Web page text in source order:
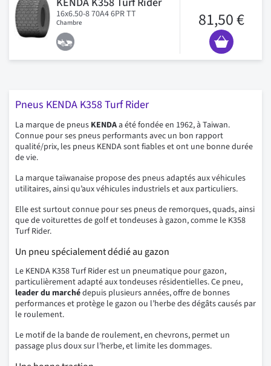
16x6.50-8 70A4 6PR TT
Chambre 81,50 €
Pneus KENDA K358 Turf Rider
La marque de pneus KENDAa été fondée en 1962, à Taiwan.
Connue pour ses pneus performants avec un bon rapport
qualité/prix, les pneus KENDA sont fiables et ont une bonne durée
de vie.
La marque taïwanaise propose des pneus adaptés aux véhicules
utilitaires, ainsi qu’aux véhicules industriels et aux particuliers.
Elle est surtout connue pour ses pneus de remorques, quads, ainsi
que de voiturettes de golf et tondeuses à gazon, comme le K358
Turf Rider.
Un pneu spécialement dédié au gazon
Le KENDA K358 Turf Rider est un pneumatique pour gazon,
particulièrement adapté aux tondeuses résidentielles. Ce pneu,
leader du marchédepuis plusieurs années, offre de bonnes
performances et protège le gazon ou l’herbe des dégâts causés par
le roulement.
Le motif de la bande de roulement, en chevrons, permet un
passage plus doux sur l’herbe, et limite les dommages.